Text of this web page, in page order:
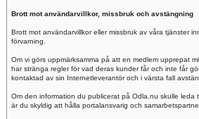
Brott mot användarvillkor, missbruk och avstängning
Brott mot användarvillkor eller missbruk av våra tjänster
förvarning.
Om vi görs uppmärksamma på att en medlem upprepat
har stränga regler för vad deras kunder får och inte får
kontaktad av sin Internetleverantör och i värsta fall
Om den information du publicerat på Odla.nu skulle
är du skyldig att hålla portalansvarig och